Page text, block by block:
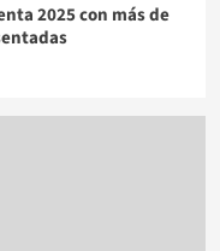
2025 con más de